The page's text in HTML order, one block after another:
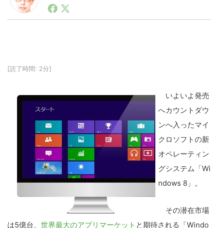
1990年代初頭から記者としてまた起業家としてITスタ
ートアップ業界のハードウェアからソフトウェアの事業
スクとして数億PV事業に。世界最大IT系メディア（ス
注力中。
[読了時間: 2分]
いよいよ発売
へカウントダウ
ンへ入ったマイ
クロソフトの新
オペレーティン
グシステム「Wi
ndows 8」。
その潜在市場
は5億台、 世界最大のアプリマーケット と期待される「Windo
Drone
投資家登録